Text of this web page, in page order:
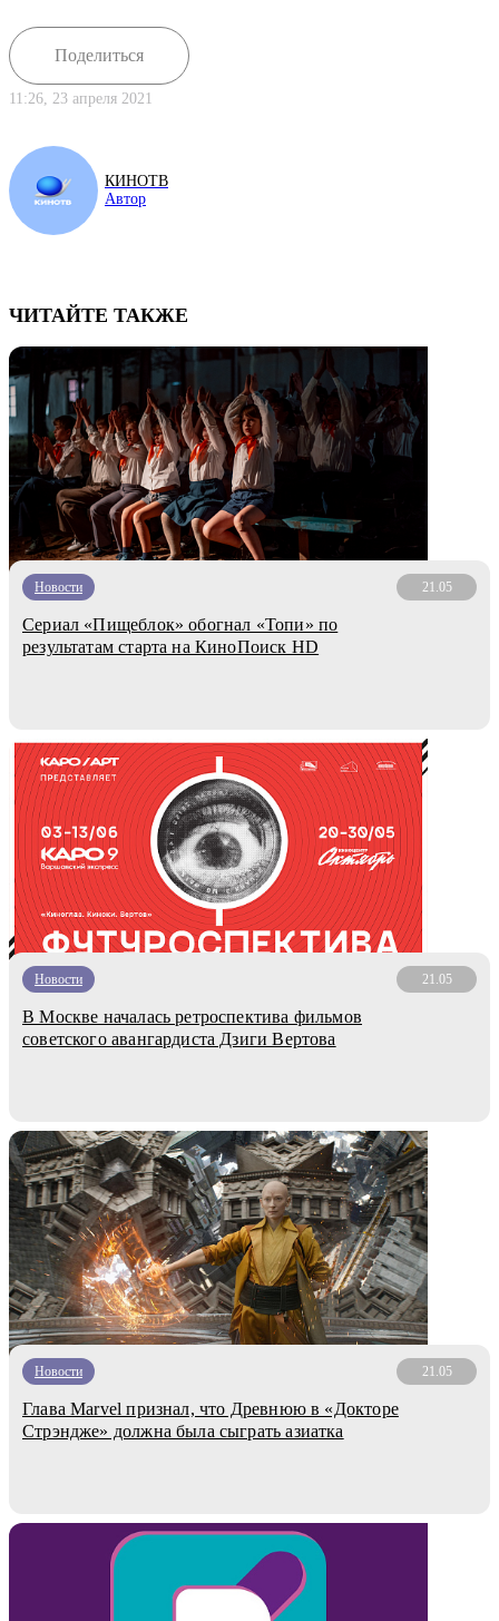
Поделиться
11:26, 23 апреля 2021
КИНОТВ
Автор
ЧИТАЙТЕ ТАКЖЕ
Новости 21.05
Сериал «Пищеблок» обогнал «Топи» по
результатам старта на КиноПоиcк HD
Новости 21.05
В Москве началась ретроспектива фильмов
советского авангардиста Дзиги Вертова
Новости 21.05
Глава Marvel признал, что Древнюю в «Докторе
Стрэндже» должна была сыграть азиатка